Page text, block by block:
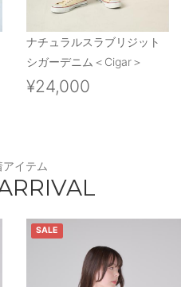
ナチュラルスラブリジット
シガーデニム＜Cigar＞
¥24,000
アイテム
SALE